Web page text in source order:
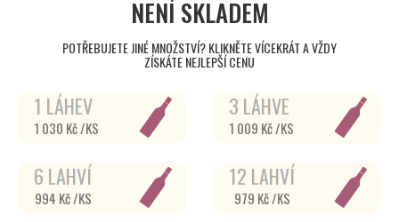
NENÍ SKLADEM
POTŘEBUJETE JINÉ MNOŽSTVÍ? KLIKNĚTE VÍCEKRÁT A VŽDY
ZÍSKÁTE NEJLEPŠÍ CENU
1 LÁHEV
1 030 Kč /KS
3 LÁHVE
1 009 Kč /KS
6 LAHVÍ
994 Kč /KS
12 LAHVÍ
979 Kč /KS